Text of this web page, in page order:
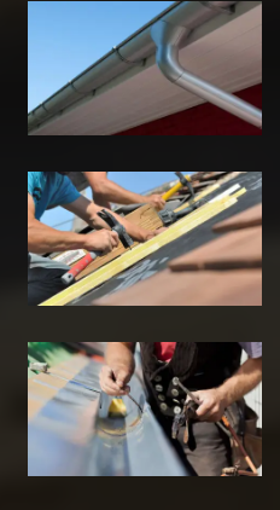
pose de
gouttière 39
Jura
Réparation de
toiture 39
Jura
Travaux de
zinguerie 39
Jura